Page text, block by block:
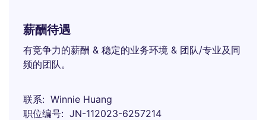
薪酬待遇
有竞争力的薪酬 & 稳定的业务环境 & 团队/专业及同
频的团队。
联系
Winnie Huang
职位编号
JN-112023-6257214